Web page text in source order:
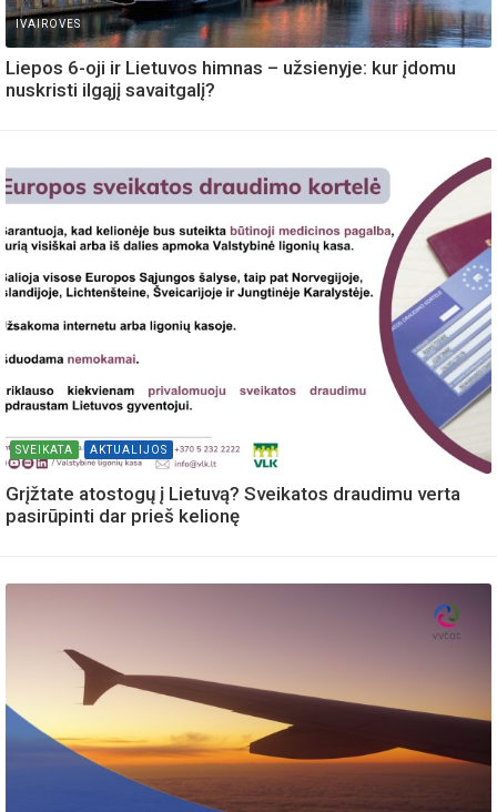
IVAIROVES
Liepos 6-oji ir Lietuvos himnas – užsienyje: kur įdomu
nuskristi ilgąjį savaitgalį?
SVEIKATA AKTUALIJOS
Grįžtate atostogų į Lietuvą? Sveikatos draudimu verta
pasirūpinti dar prieš kelionę